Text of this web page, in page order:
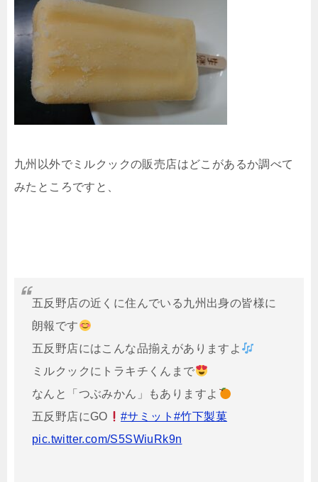
九州以外でミルクックの販売店はどこがあるか調べて
みたところですと、
五反野店の近くに住んでいる九州出身の皆様に
朗報です
五反野店にはこんな品揃えがありますよ
ミルクックにトラキチくんまで
なんと「つぶみかん」もありますよ
五反野店にGO
#サミット#竹下製菓
pic.twitter.com/S5SWiuRk9n